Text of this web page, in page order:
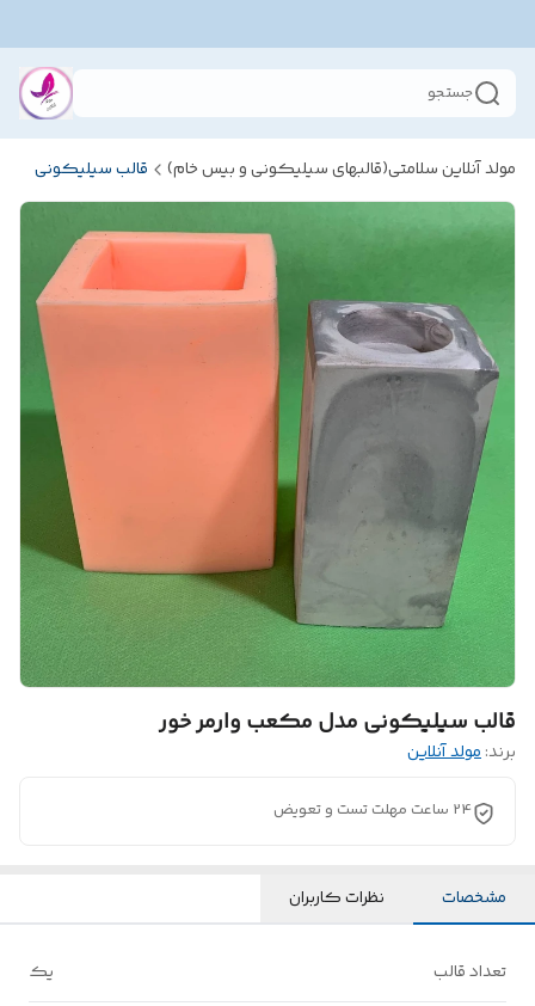
جستجو
مولد آنلاین سلامتی(قالبهای سیلیکونی و بیس خام) قالب سیلیکونی
قالب سیلیکونی مدل مکعب وارمر خور
برند:مولد آنلاین
24 ساعت مهلت تست و تعویض
مشخصات نظرات کاربران
تعداد قالب یک